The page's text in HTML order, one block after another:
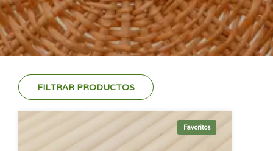
FILTRAR PRODUCTOS
Favoritos